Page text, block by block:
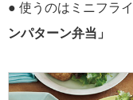
● 使うのはミニフラ
ンパターン弁当」